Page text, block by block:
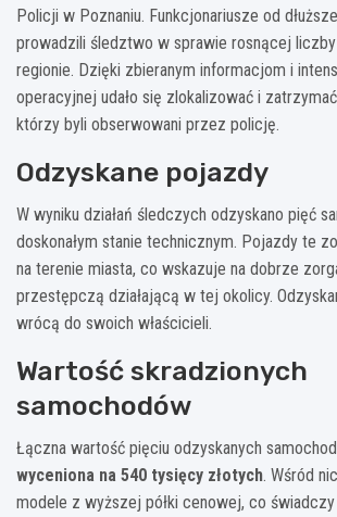
Policji w Poznaniu. Funkcjonariusze od
prowadzili śledztwo w sprawie rosnącej
regionie. Dzięki zbieranym informacjom i
operacyjnej udało się zlokalizować i
którzy byli obserwowani przez policję.
Odzyskane pojazdy
W wyniku działań śledczych odzyskano pięć
doskonałym stanie technicznym. Pojazdy te
na terenie miasta, co wskazuje na dobrze
przestępczą działającą w tej okolicy.
wrócą do swoich właścicieli.
Wartość skradzionych
samochodów
Łączna wartość pięciu odzyskanych
wyceniona na 540 tysięcy złotych. Wśród
modele z wyższej półki cenowej, co